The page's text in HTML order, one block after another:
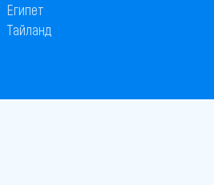
Египет
Тайланд